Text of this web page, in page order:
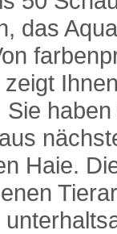
das
Sie
Haie.